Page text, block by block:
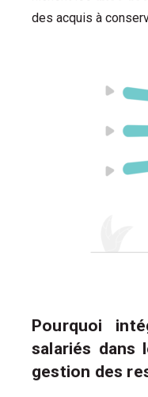
des acquis à
Pourquoi
salariés dans
gestion des